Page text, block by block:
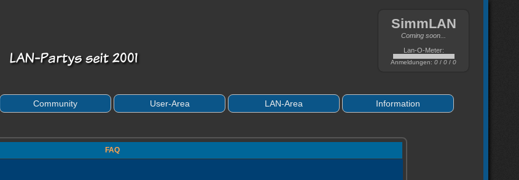
SimmLAN
Coming soon...
Lan-O-Meter:
Anmeldungen: 0 / 0 / 0
Community User-Area LAN-Area Information
FAQ